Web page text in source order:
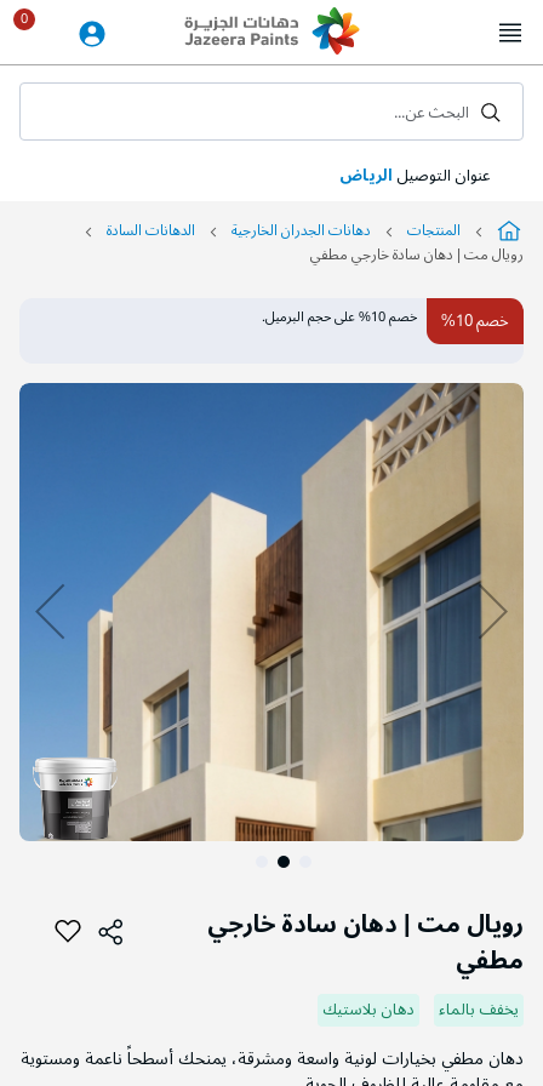
to
Content
عنوان التوصيلالرياض
البحث عن...
المنتجات دهانات الجدران الخارجية
الدهانات السادة
رويال مت | دهان سادة خارجي مطفي
رويال مت | دهان سادة خارجي
مطفي
يخفف بالماء دهان بلاستيك
دهان مطفي بخيارات لونية واسعة ومشرقة، يمنحك أسطحاً ناعمة ومستوية
التخطي
إلى
معرض
خصم 10% خصم 10% على حجم البرميل.
بداية
معرض
الصور